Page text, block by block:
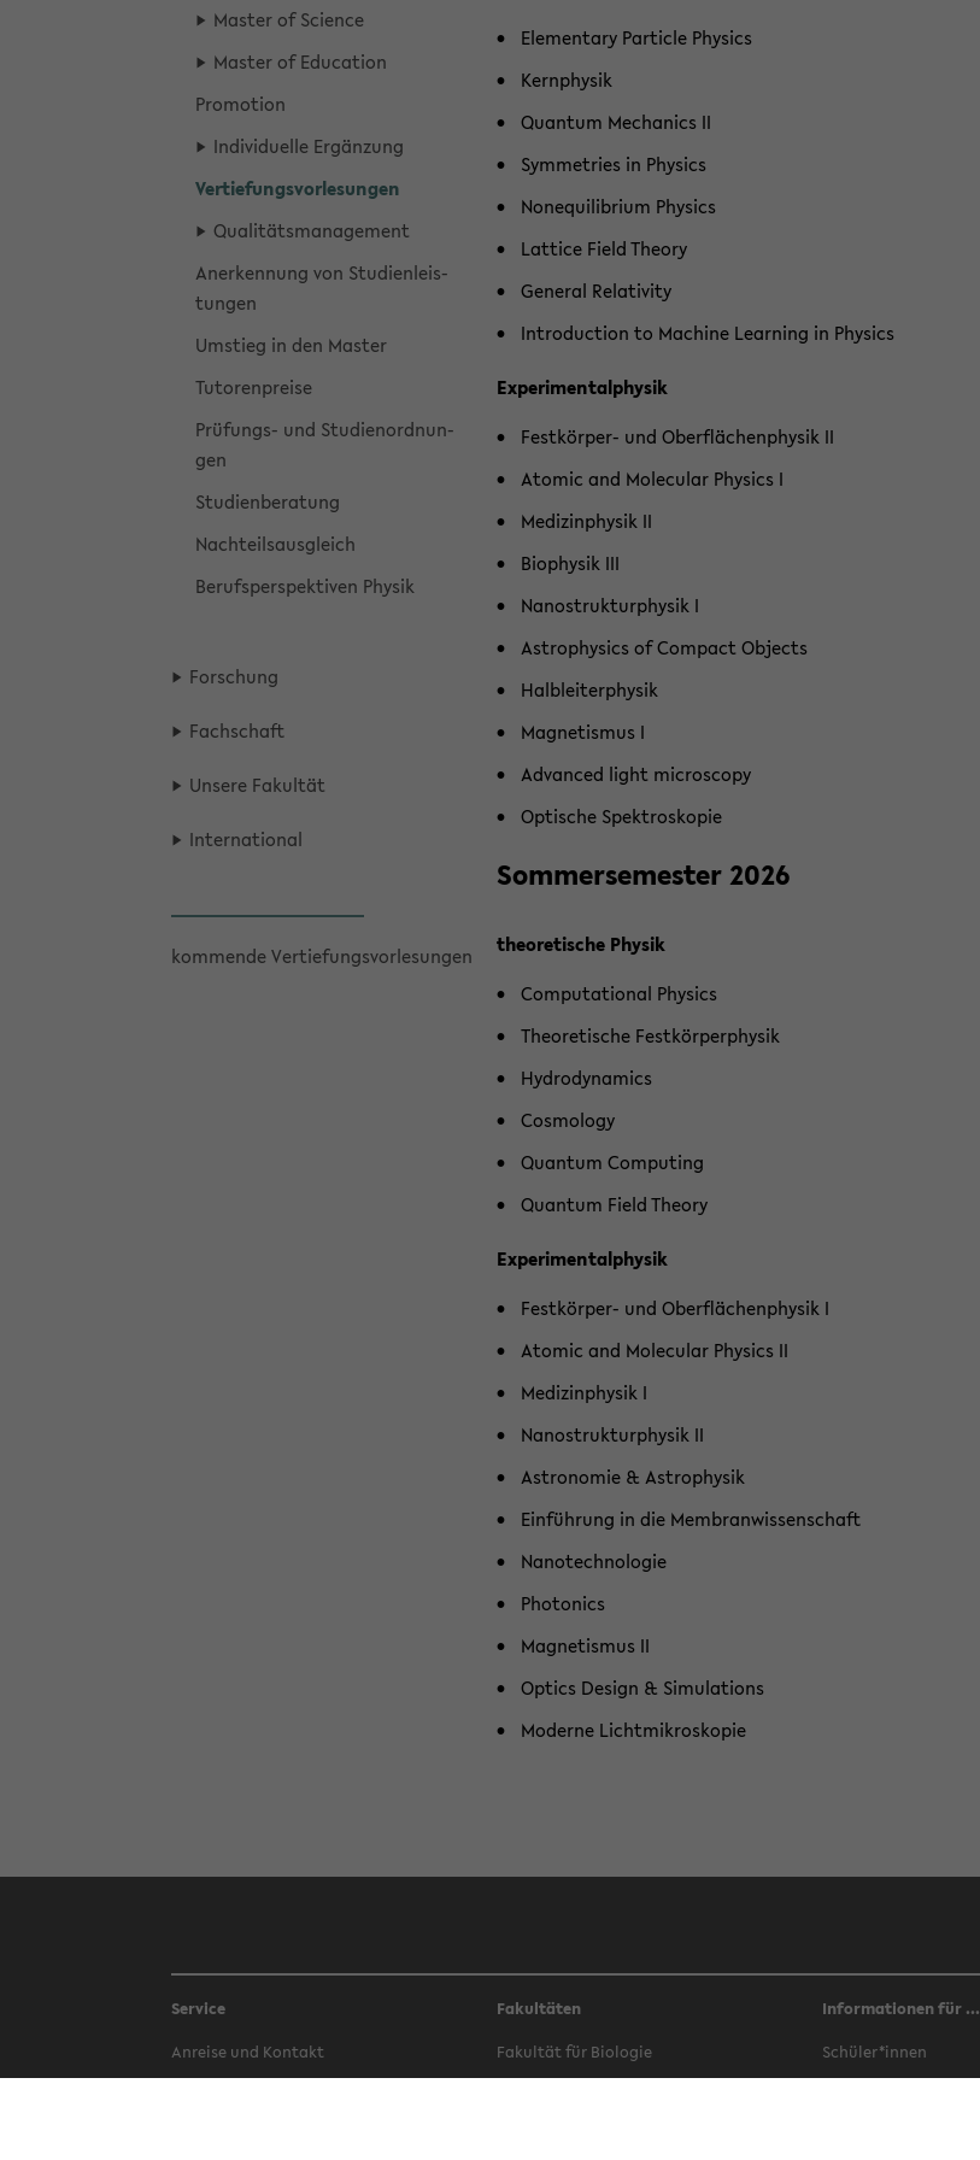
Mas­ter of Sci­ence
Mas­ter of Edu­ca­ti­on
Pro­mo­ti­on
In­di­vi­du­el­le Er­gän­zung
Ver­tie­fungs­vor­le­sun­gen
Qua­li­täts­ma­nage­ment
An­er­ken­nung von Stu­di­en­leis­
tun­gen
Um­stieg in den Mas­ter
Tu­to­ren­prei­se
Prüfungs-​ und Stu­di­en­ord­nun­
gen
Stu­di­en­be­ra­tung
Nach­teils­aus­gleich
Be­rufs­per­spek­ti­ven Phy­sik
For­schung
Fach­schaft
Un­se­re Fa­kul­tät
In­ter­na­tio­nal
kom­men­de Ver­tie­fungs­vor­le­sun­gen
Ele­men­ta­ry Par­ti­cle Phy­sics
Kern­phy­sik
Quan­tum Me­cha­nics II
Sym­me­tries in Phy­sics
No­ne­qui­li­bri­um Phy­sics
Lat­ti­ce Field Theo­ry
Ge­ne­ral Re­la­ti­vi­ty
In­tro­duc­tion to Ma­chi­ne Lear­ning in Phy­sics
Ex­pe­ri­men­tal­phy­sik
Festkörper-​ und Ober­flä­chen­phy­sik II
Ato­mic and Mole­cu­lar Phy­sics I
Me­di­zin­phy­sik II
Bio­phy­sik III
Na­no­struk­tur­phy­sik I
As­tro­phy­sics of Com­pact Ob­jects
Halb­lei­ter­phy­sik
Ma­gne­tis­mus I
Ad­van­ced light mi­cro­scopy
Op­ti­sche Spek­tro­sko­pie
Som­mer­se­mes­ter 2026
theo­re­ti­sche Phy­sik
Com­pu­ta­tio­nal Phy­sics
Theo­re­ti­sche Fest­kör­per­phy­sik
Hy­dro­dy­na­mics
Cos­mo­lo­gy
Quan­tum Com­pu­ting
Quan­tum Field Theo­ry
Ex­pe­ri­men­tal­phy­sik
Festkörper-​ und Ober­flä­chen­phy­sik I
Ato­mic and Mole­cu­lar Phy­sics II
Me­di­zin­phy­sik I
Na­no­struk­tur­phy­sik II
As­tro­no­mie & As­tro­phy­sik
Ein­füh­rung in die Mem­bran­wis­sen­schaft
Na­no­tech­no­lo­gie
Pho­to­nics
Ma­gne­tis­mus II
Op­tics De­sign & Si­mu­la­ti­ons
Mo­der­ne Licht­mi­kro­sko­pie
Service
An­rei­se und Kon­takt
Fakultäten
Fa­kul­tät für Bio­lo­gie
Informationen für ...
Schü­ler*innen